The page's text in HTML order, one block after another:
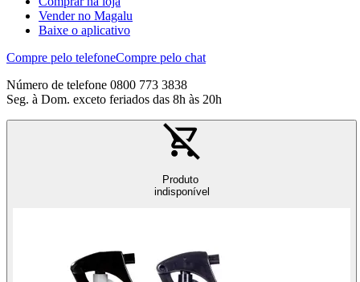
Vender no Magalu
Baixe o aplicativo
Compre pelo telefoneCompre pelo chat
Número de telefone 0800 773 3838
Seg. à Dom. exceto feriados das 8h às 20h
Produto
indisponível